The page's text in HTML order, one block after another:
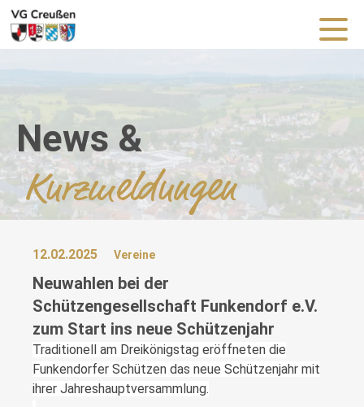
News &
Kurzmeldungen
12.02.2025 Vereine
Neuwahlen bei der
Schützengesellschaft Funkendorf e.V.
zum Start ins neue Schützenjahr
Traditionell am Dreikönigstag eröffneten die
Funkendorfer Schützen das neue Schützenjahr mit
ihrer Jahreshauptversammlung.